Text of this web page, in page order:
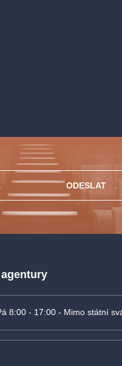
ODESLAT
8:00 - 17:00 - Mimo státní